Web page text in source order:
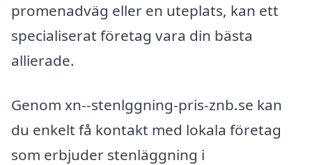
promenadväg eller en uteplats, kan ett
specialiserat företag vara din bästa
allierade.
Genom xn--stenlggning-pris-znb.se kan
du enkelt få kontakt med lokala företag
som erbjuder stenläggning i